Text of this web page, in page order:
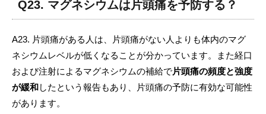
Q23. マグネシウムは片頭痛を予防する？
A23. 片頭痛がある人は、片頭痛がない人よりも体内のマグ
ネシウムレベルが低くなることが分かっています。また経口
および注射によるマグネシウムの補給で片頭痛の頻度と強度
が緩和したという報告もあり、片頭痛の予防に有効な可能性
があります。